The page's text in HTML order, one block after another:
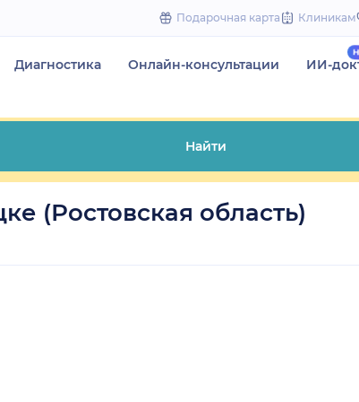
Подарочная карта Клиникам
Диагностика Онлайн-консультации ИИ-
Найти
(Ростовская область)